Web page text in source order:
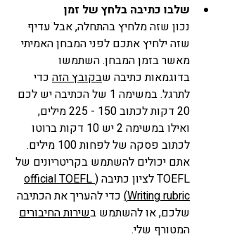
שלבו כתיבה בלחץ של זמן
נכון שזה מלחיץ בהתחלה, אבל עדיף
שזה ילחיץ אתכם לפני המבחן האמיתי
מאשר בזמן המבחן. השתמשו
בדוגמאות כתיבה שבקובץ הזה כדי
לתרגל. במשימה 1 של הכתיבה יש לכם
20 דקות לכתוב 150 - 225 מילים,
ואילו במשימה 2 יש 10 דקות ברוטו
לכתוב פסקה של לפחות 100 מילים.
אתם יכולים להשתמש בקריטריונים של
TOEFL לציון כתיבה (
official TOEFL
Writing rubric
) כדי להעריך את הכתיבה
שלכם, או להשתמש בשירות החיבורים
המטורף שלי.